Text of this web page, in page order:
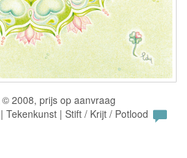
2008, prijs op aanvraag
Tekenkunst | Stift / Krijt / Potlood